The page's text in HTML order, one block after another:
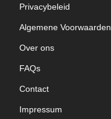
Privacybeleid
Algemene Voorwaarden
Over ons
FAQs
Contact
Impressum